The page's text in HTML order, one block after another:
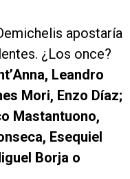
apostaría
¿Los once?
Leandro
Mori, Enzo Díaz;
Mastantuono,
Esequiel
Borja o